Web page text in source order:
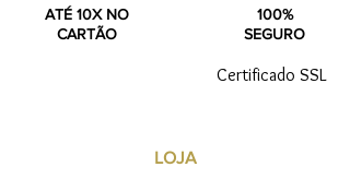
ATÉ 10X NO
CARTÃO
100%
SEGURO
Certificado SSL
LOJA